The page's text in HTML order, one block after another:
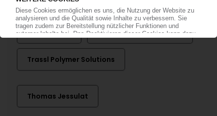
Certina Certina Packaging Group
ElringKlinger HK Cosmetic Packaging
Trassl Polymer Solutions
Thomas Jessulat